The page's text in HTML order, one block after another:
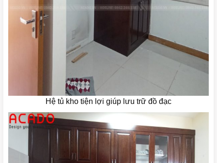
Hệ tủ kho tiện lợi giúp lưu trữ đồ đạc